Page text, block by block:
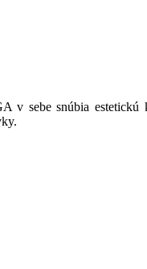
v sebe snúbia